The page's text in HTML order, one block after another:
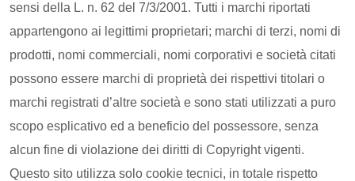
sensi della L. n. 62 del 7/3/2001. Tutti i marchi riportati
appartengono ai legittimi proprietari; marchi di terzi, nomi di
prodotti, nomi commerciali, nomi corporativi e società citati
possono essere marchi di proprietà dei rispettivi titolari o
marchi registrati d’altre società e sono stati utilizzati a puro
scopo esplicativo ed a beneficio del possessore, senza
alcun fine di violazione dei diritti di Copyright vigenti.
Questo sito utilizza solo cookie tecnici, in totale rispetto